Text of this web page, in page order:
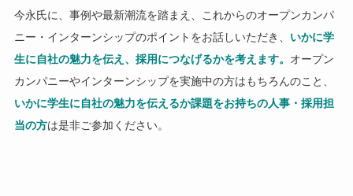
今永氏に、事例や最新潮流を踏まえ、これからのオープンカンパ
ニー・インターンシップのポイントをお話しいただき、 いかに学
生に自社の魅力を伝え、採用につなげるかを考えます。 オープン
カンパニーやインターンシップを実施中の方はもちろんのこと、
いかに学生に自社の魅力を伝えるか課題をお持ちの人事・採用担
当の方は是非ご参加ください。